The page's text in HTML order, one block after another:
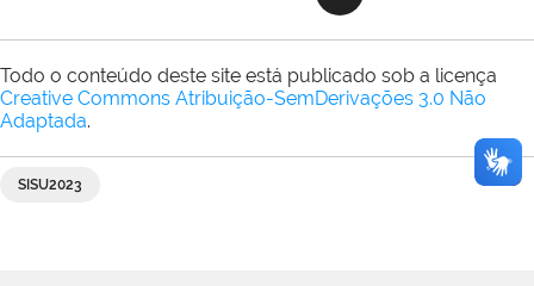
Todo o conteúdo deste site está publicado sob a licença
Creative Commons Atribuição-SemDerivações 3.0 Não
Adaptada.
SISU2023